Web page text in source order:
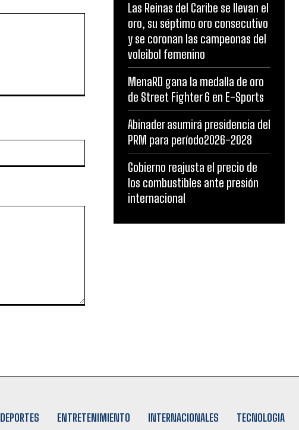
Las Reinas del Caribe se llevan el
oro, su séptimo oro consecutivo
y se coronan las campeonas del
voleibol femenino
MenaRD gana la medalla de oro
de Street Fighter 6 en E-Sports
Abinader asumirá presidencia del
PRM para período2026-2028
Gobierno reajusta el precio de
los combustibles ante presión
internacional
DEPORTES ENTRETENIMIENTO INTERNACIONALES TECNOLOGIA